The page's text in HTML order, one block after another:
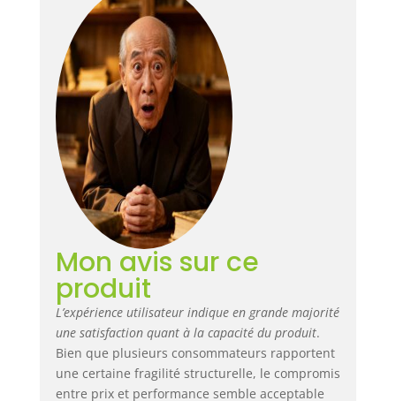
Mon avis sur ce
produit
L’expérience utilisateur indique en grande majorité
une satisfaction quant à la capacité du produit.
Bien que plusieurs consommateurs rapportent
une certaine fragilité structurelle, le compromis
entre prix et performance semble acceptable